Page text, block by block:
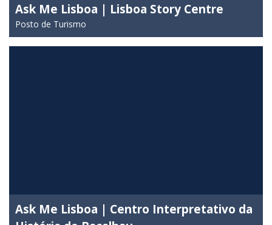
Ask Me Lisboa | Lisboa Story Centre
Posto de Turismo
Ask Me Lisboa | Centro Interpretativo da